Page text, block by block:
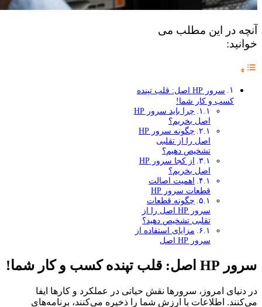
آنچه در این مطلب می
خوانید:
سرور HP اصل: قلب تپنده
کسب و کار شما!
چرا باید سرور HP
اصل بخریم؟
چگونه سرور HP
اصل را از تقلبی
تشخیص دهیم؟
از کجا سرور HP
اصل بخریم؟
اهمیت اصالت
قطعات سرور HP
چگونه قطعات
سرور HP اصل را از
تقلبی تشخیص دهید؟
مزایای استفاده از
سرور HP اصل
سرور HP اصل: قلب تپنده کسب و کار شما!
در دنیای امروز، سرورها نقش حیاتی در عملکرد و کارها ایفا
می‌کنند. اطلاعات با ارزش شما را ذخیره می‌کنند، برنامه‌های